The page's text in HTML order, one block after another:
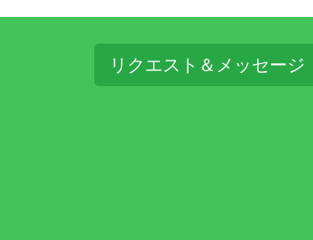
リクエスト＆メッセージ